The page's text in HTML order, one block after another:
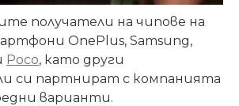
получатели на чипове на
OnePlus, Samsung,
Poco, като други
си партнират с компанията
варианти.